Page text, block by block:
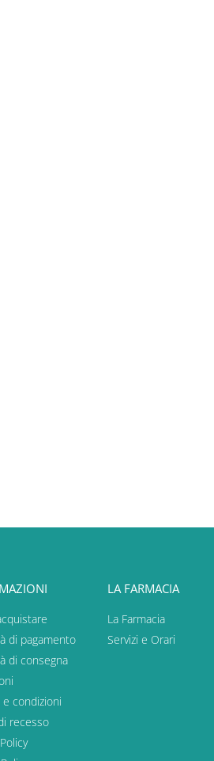
di pagamento
di consegna
condizioni
recesso
LA FARMACIA
La Farmacia
Servizi e Orari